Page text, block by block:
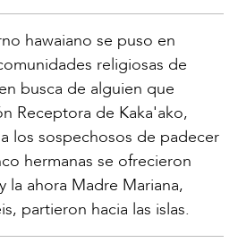
hawaiano se puso en
religiosas de
busca de alguien que
Receptora de Kaka'ako,
los sospechosos de padecer
hermanas se ofrecieron
la ahora Madre Mariana,
partieron hacia las islas.